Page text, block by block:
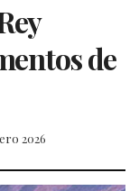
de
2026